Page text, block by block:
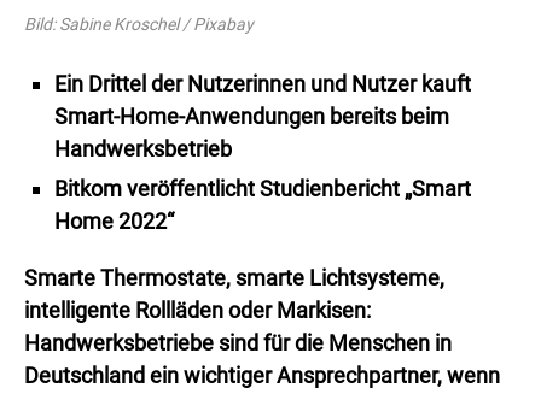
Bild: Sabine Kroschel / Pixabay
Ein Drittel der Nutzerinnen und Nutzer kauft
Smart-Home-Anwendungen bereits beim
Handwerksbetrieb
Bitkom veröffentlicht Studienbericht „Smart
Home 2022“
Smarte Thermostate, smarte Lichtsysteme,
intelligente Rollläden oder Markisen:
Handwerksbetriebe sind für die Menschen in
Deutschland ein wichtiger Ansprechpartner, wenn